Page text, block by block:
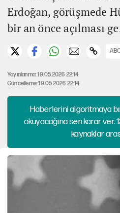
Erdoğan, görüşmede
bir an önce açılması
Yayınlanma: 19.05.2026 22:14
Güncelleme: 19.05.2026 22:14
Haberlerini algoritmaya
okuyacağına sen karar ver.
kaynaklar